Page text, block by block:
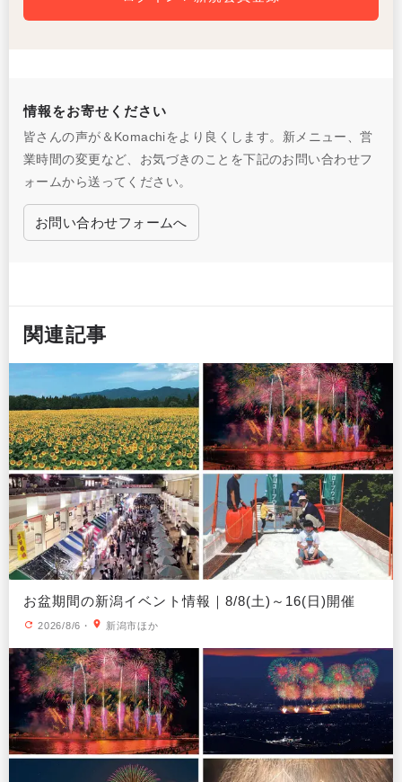
情報をお寄せください
皆さんの声が＆Komachiをより良くします。新メニュー、営
業時間の変更など、お気づきのことを下記のお問い合わせフ
ォームから送ってください。
お問い合わせフォームへ
関連記事
お盆期間の新潟イベント情報｜8/8(土)～16(日)開催
2026/8/6 ・ 新潟市ほか